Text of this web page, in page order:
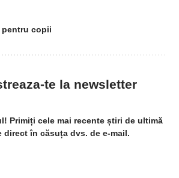
copii
te la newsletter
Primiți cele mai recente știri de ultimă
direct în căsuța dvs. de e-mail.